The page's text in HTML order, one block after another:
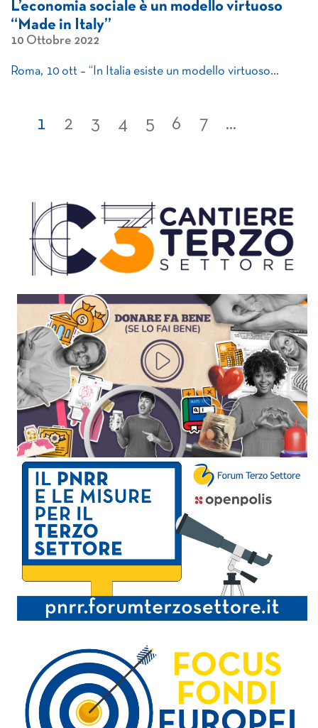
L’economia sociale è un modello virtuoso
“Made in Italy”
10 Ottobre 2022
Roma, 10 ott – “In Italia esiste un modello virtuoso…
1 2 3 4 5 6 7 ...